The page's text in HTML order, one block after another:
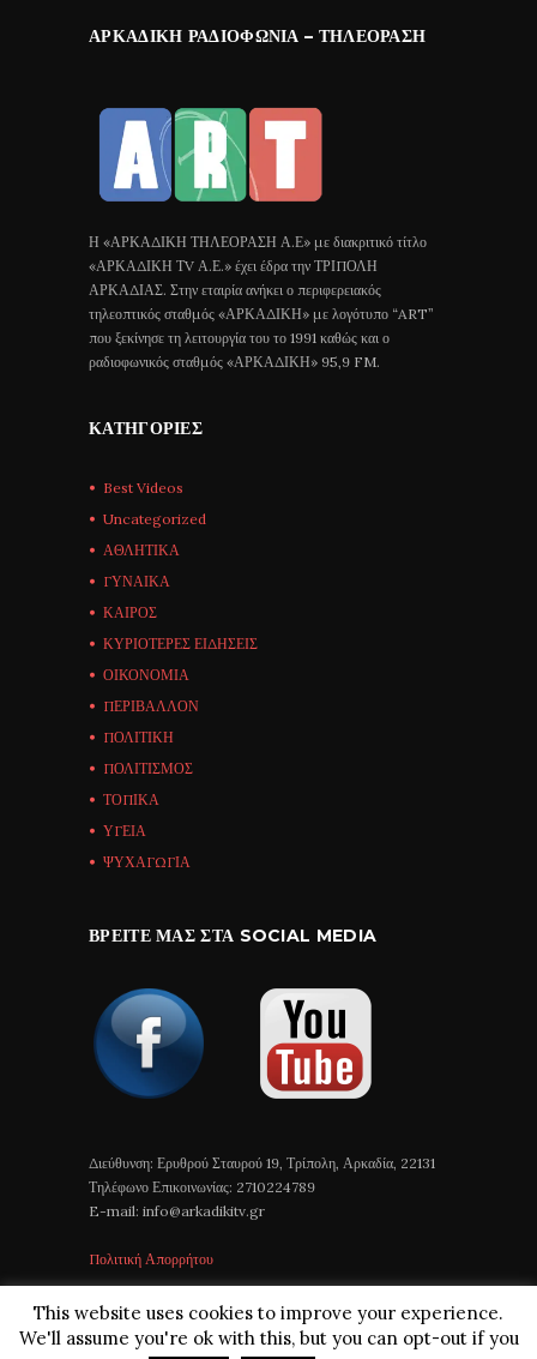
ΑΡΚΑΔΙΚΉ ΡΑΔΙΟΦΩΝΊΑ – ΤΗΛΕΌΡΑΣΗ
Η «ΑΡΚΑΔΙΚΗ ΤΗΛΕΟΡΑΣΗ Α.Ε» με διακριτικό τίτλο
«ΑΡΚΑΔΙΚΗ ΤV Α.Ε.» έχει έδρα την ΤΡΙΠΟΛΗ
ΑΡΚΑΔΙΑΣ. Στην εταιρία ανήκει ο περιφερειακός
τηλεοπτικός σταθμός «ΑΡΚΑΔΙΚΗ» με λογότυπο “ART”
που ξεκίνησε τη λειτουργία του το 1991 καθώς και ο
ραδιοφωνικός σταθμός «ΑΡΚΑΔΙΚΗ» 95,9 FM.
ΚΑΤΗΓΟΡΊΕΣ
Best Videos
Uncategorized
ΑΘΛΗΤΙΚΑ
ΓΥΝΑΙΚΑ
ΚΑΙΡΟΣ
ΚΥΡΙΟΤΕΡΕΣ ΕΙΔΗΣΕΙΣ
ΟΙΚΟΝΟΜΙΑ
ΠΕΡΙΒΑΛΛΟΝ
ΠΟΛΙΤΙΚΗ
ΠΟΛΙΤΙΣΜΟΣ
ΤΟΠΙΚΑ
ΥΓΕΙΑ
ΨΥΧΑΓΩΓΙΑ
ΒΡΕΊΤΕ ΜΑΣ ΣΤΑ SOCIAL MEDIA
Διεύθυνση: Ερυθρού Σταυρού 19, Τρίπολη, Αρκαδία, 22131
Τηλέφωνο Επικοινωνίας: 2710224789
E-mail: info@arkadikitv.gr
Πολιτική Απορρήτου
This website uses cookies to improve your experience.
We'll assume you're ok with this, but you can opt-out if you